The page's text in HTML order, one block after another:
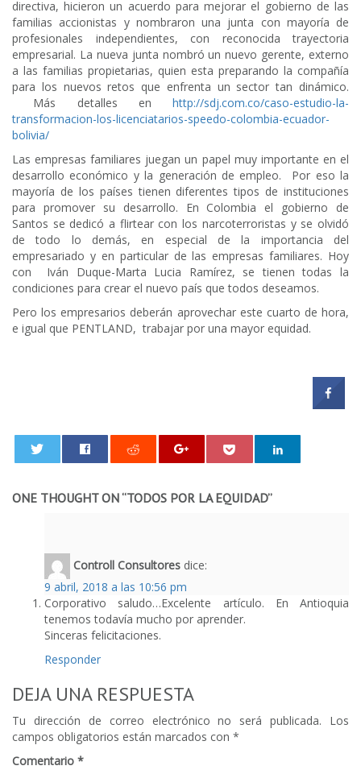
directiva, hicieron un acuerdo para mejorar el gobierno de las
familias accionistas y nombraron una junta con mayoría de
profesionales independientes, con reconocida trayectoria
empresarial. La nueva junta nombró un nuevo gerente, externo
a las familias propietarias, quien esta preparando la compañía
para los nuevos retos que enfrenta un sector tan dinámico.
Más detalles en http://sdj.com.co/caso-estudio-la-
transformacion-los-licenciatarios-speedo-colombia-ecuador-
bolivia/
Las empresas familiares juegan un papel muy importante en el
desarrollo económico y la generación de empleo. Por eso la
mayoría de los países tienen diferentes tipos de instituciones
para promover su desarrollo. En Colombia el gobierno de
Santos se dedicó a flirtear con los narcoterroristas y se olvidó
de todo lo demás, en especial de la importancia del
empresariado y en particular de las empresas familiares. Hoy
con Iván Duque-Marta Lucia Ramírez, se tienen todas la
condiciones para crear el nuevo país que todos deseamos.
Pero los empresarios deberán aprovechar este cuarto de hora,
e igual que PENTLAND, trabajar por una mayor equidad.
ONE THOUGHT ON “TODOS POR LA EQUIDAD”
Controll Consultores dice:
9 abril, 2018 a las 10:56 pm
Corporativo saludo…Excelente artículo. En Antioquia
tenemos todavía mucho por aprender.
Sinceras felicitaciones.
Responder
DEJA UNA RESPUESTA
Tu dirección de correo electrónico no será publicada.
Los
campos obligatorios están marcados con *
Comentario *